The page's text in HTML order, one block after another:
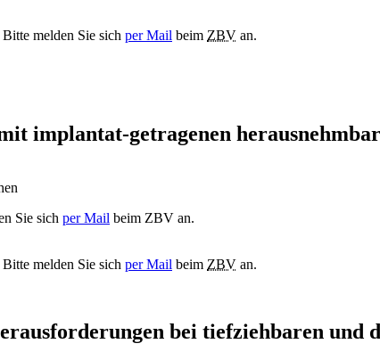
melden Sie sich per Mail beim ZBV an.
implantat-getragenen
Sie sich per Mail beim ZBV an.
melden Sie sich per Mail beim ZBV an.
bei tiefziehbaren und